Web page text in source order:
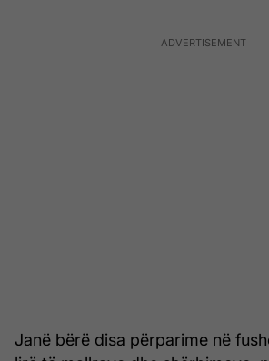
Janë bërë disa përparime në